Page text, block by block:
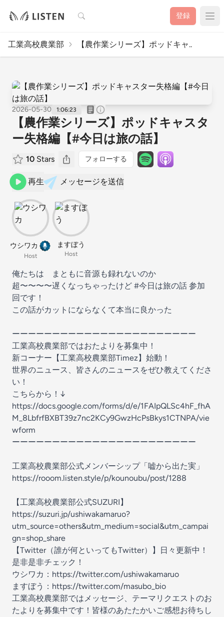
検索 登録
工業高校農業部 【農作業シリーズ】ポッドキャ..
2026-05-30 1:06:23
【農作業シリーズ】ポッドキャスタ
ー失格編【#今日は旅の話】
10 Stars フォローする
再生 メッセージを送信
ウシワカ
Host
ますぼう
Host
俺たちは まともに音源も録れないのか
超〜〜〜〜遅くなっちゃったけど #今日は旅の話 参加
回です！
この話がカットにならなくて本当に良かった
ーーーーーーーーーーーーーーーーーーーーーーー
工業高校農業部ではおたよりを募集中！
新コーナー【工業高校農業部Timez】始動！
世界のニュース、皆さんのニュースをぜひ教えてくださ
い！
こちらから！↓
https://docs.google.com/forms/d/e/1FAIpQLSc4hF_fhA
M_8LbfrfBXBT39z7nc2KCy9GwzHcPsBkys1CTNPA/vie
wform
ーーーーーーーーーーーーーーーーーーーーーーー
工業高校農業部公式メンバーシップ「嘘から出た実」
https://rooom.listen.style/p/kounoubu/post/1288
【工業高校農業部公式SUZURI】
https://suzuri.jp/ushiwakamaruo?
utm_source=others&utm_medium=social&utm_campai
gn=shop_share
【Twitter（誰が何といってもTwitter）】日々更新中！
是非是非チェック！
ウシワカ： https://twitter.com/ushiwakamaruo
ますぼう： https://twitter.com/masubo_bio
工業高校農業部ではメッセージ、テーマリクエストのお
たよりを募集中です！皆様のあたたかいご感想お待ちし